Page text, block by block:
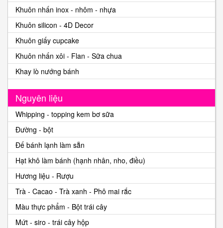
Khuôn nhấn inox - nhôm - nhựa
Khuôn silicon - 4D Decor
Khuôn giấy cupcake
Khuôn nhấn xôi - Flan - Sữa chua
Khay lò nướng bánh
Nguyên liệu
Whipping - topping kem bơ sữa
Đường - bột
Đế bánh lạnh làm sẵn
Hạt khô làm bánh (hạnh nhân, nho, điều)
Hương liệu - Rượu
Trà - Cacao - Trà xanh - Phô mai rắc
Màu thực phẩm - Bột trái cây
Mứt - siro - trái cây hộp